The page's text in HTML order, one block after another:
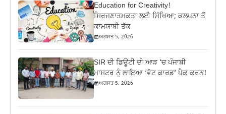
Education for Creativity!
ਸਿਰਜਣਾਤਮਕਤਾ ਲਈ ਸਿੱਖਿਆ; ਕਲਪਨਾ ਤੋਂ
ਕਾਮਯਾਬੀ ਤੱਕ
ਅਗਸਤ 5, 2026
SIR ਦੀ ਡਿਊਟੀ ਦੀ ਆੜ ‘ਚ ਪੰਜਾਬੀ
ਮਾਸਟਰ ਨੂੰ ਲਾਇਆ ‘ਵੋਟ ਕਾਰਡ’ ਪੈਕ ਕਰਨ!
ਅਗਸਤ 5, 2026